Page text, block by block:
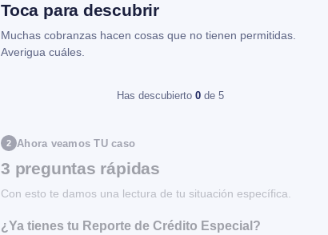
Toca para descubrir
Muchas cobranzas hacen cosas que no tienen permitidas.
Averigua cuáles.
Has descubierto 0 de 5
2 Ahora veamos TU caso
3 preguntas rápidas
Con esto te damos una lectura de tu situación específica.
¿Ya tienes tu Reporte de Crédito Especial?